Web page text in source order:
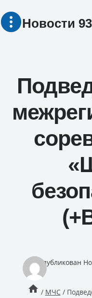
Перейти
Новости 93
опубликован
/ МЧС /